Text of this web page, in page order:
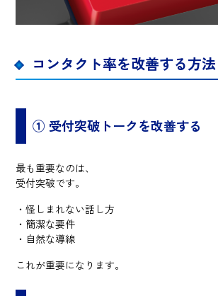
コンタクト率を改善する方法
① 受付突破トークを改善する
最も重要なのは、
受付突破です。
・怪しまれない話し方
・簡潔な要件
・自然な導線
これが重要になります。